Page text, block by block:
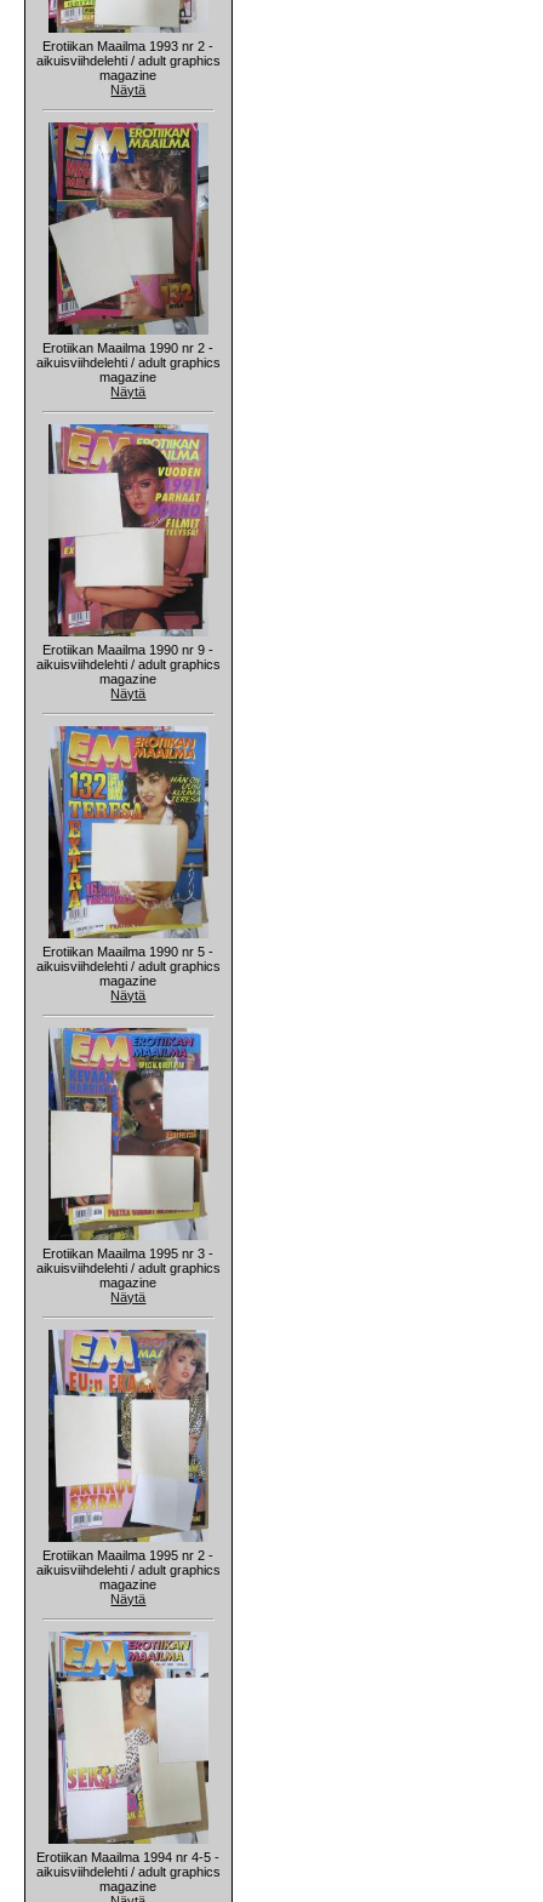
Erotiikan Maailma 1993 nr 2 -
aikuisviihdelehti / adult graphics
magazine
Näytä
Erotiikan Maailma 1990 nr 2 -
aikuisviihdelehti / adult graphics
magazine
Näytä
Erotiikan Maailma 1990 nr 9 -
aikuisviihdelehti / adult graphics
magazine
Näytä
Erotiikan Maailma 1990 nr 5 -
aikuisviihdelehti / adult graphics
magazine
Näytä
Erotiikan Maailma 1995 nr 3 -
aikuisviihdelehti / adult graphics
magazine
Näytä
Erotiikan Maailma 1995 nr 2 -
aikuisviihdelehti / adult graphics
magazine
Näytä
Erotiikan Maailma 1994 nr 4-5 -
aikuisviihdelehti / adult graphics
magazine